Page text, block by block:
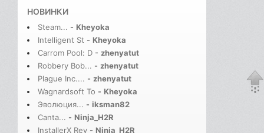
НОВИНКИ
Steam... - Kheyoka
Intelligent St - Kheyoka
Carrom Pool: D - zhenyatut
Robbery Bob... - zhenyatut
Plague Inc.... - zhenyatut
Wagnardsoft To - Kheyoka
Эволюция... - iksman82
Canta... - Ninja_H2R
InstallerX Rev - Ninja_H2R